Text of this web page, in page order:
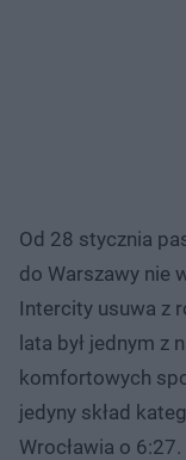
Od 28 stycznia
do Warszawy nie
Intercity usuwa z
lata był jednym z
komfortowych
jedyny skład
Wrocławia o